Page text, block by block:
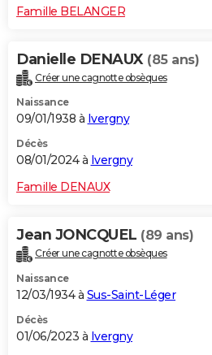
Famille BELANGER
Danielle DENAUX (85 ans)
Créer une cagnotte obsèques
Naissance
09/01/1938 à Ivergny
Décès
08/01/2024 à Ivergny
Famille DENAUX
Jean JONCQUEL (89 ans)
Créer une cagnotte obsèques
Naissance
12/03/1934 à Sus-Saint-Léger
Décès
01/06/2023 à Ivergny